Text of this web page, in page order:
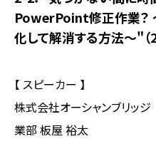
PowerPoint修正作業？
化して解消する方法～"（
【 スピーカー 】
株式会社オーシャンブリッ
業部 板屋 裕太